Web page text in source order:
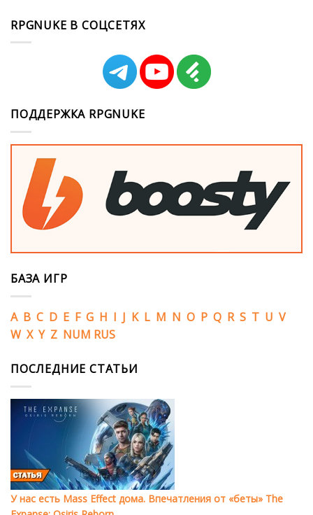
RPGNUKE В СОЦСЕТЯХ
ПОДДЕРЖКА RPGNUKE
БАЗА ИГР
A B C D E F G H I J K L M N O P Q R S T U V
W X Y Z NUM RUS
ПОСЛЕДНИЕ СТАТЬИ
У нас есть Mass Effect дома. Впечатления от «беты» The